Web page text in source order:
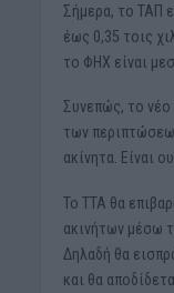
Σήμερα, το ΤΑΠ
έως 0,35 τοις
το ΦΗΧ είναι
Συνεπώς, το νέο
των
ακίνητα. Είναι
Το ΤΤΑ θα
ακινήτων μέσω
Δηλαδή θα
και θα